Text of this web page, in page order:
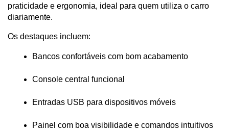
praticidade e ergonomia, ideal para quem utiliza o carro
diariamente.
Os destaques incluem:
Bancos confortáveis com bom acabamento
Console central funcional
Entradas USB para dispositivos móveis
Painel com boa visibilidade e comandos intuitivos